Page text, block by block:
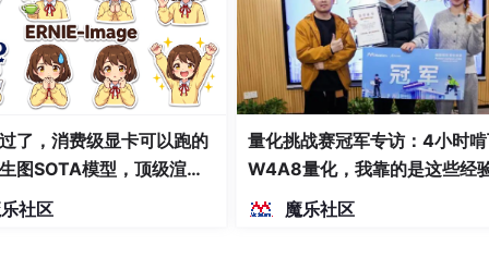
了，消费级显卡可以跑的
图SOTA模型，顶级渲
度文本绘图
社区
量化挑战赛冠军专访：4小时
W4A8量化，我靠的是这些经
魔乐社区